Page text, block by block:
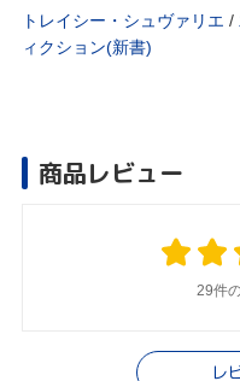
トレイシー・シュヴァリエ /
ィクション(新書)
商品レビュー
29件
レ